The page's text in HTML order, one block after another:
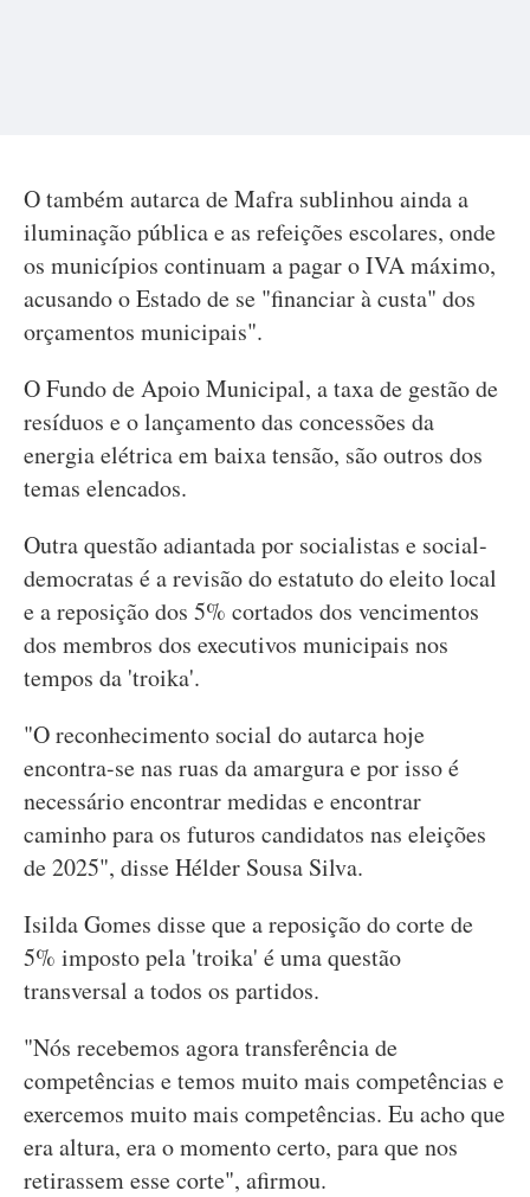
O também autarca de Mafra sublinhou ainda a
iluminação pública e as refeições escolares, onde
os municípios continuam a pagar o IVA máximo,
acusando o Estado de se "financiar à custa" dos
orçamentos municipais".
O Fundo de Apoio Municipal, a taxa de gestão de
resíduos e o lançamento das concessões da
energia elétrica em baixa tensão, são outros dos
temas elencados.
Outra questão adiantada por socialistas e social-
democratas é a revisão do estatuto do eleito local
e a reposição dos 5% cortados dos vencimentos
dos membros dos executivos municipais nos
tempos da 'troika'.
"O reconhecimento social do autarca hoje
encontra-se nas ruas da amargura e por isso é
necessário encontrar medidas e encontrar
caminho para os futuros candidatos nas eleições
de 2025", disse Hélder Sousa Silva.
Isilda Gomes disse que a reposição do corte de
5% imposto pela 'troika' é uma questão
transversal a todos os partidos.
"Nós recebemos agora transferência de
competências e temos muito mais competências e
exercemos muito mais competências. Eu acho que
era altura, era o momento certo, para que nos
retirassem esse corte", afirmou.